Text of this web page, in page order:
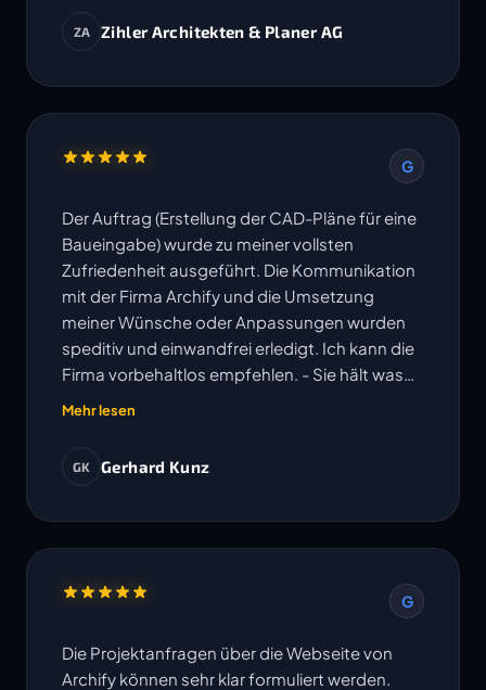
ZA Zihler Architekten & Planer AG
G
Der Auftrag (Erstellung der CAD-Pläne für eine
Baueingabe) wurde zu meiner vollsten
Zufriedenheit ausgeführt. Die Kommunikation
mit der Firma Archify und die Umsetzung
meiner Wünsche oder Anpassungen wurden
speditiv und einwandfrei erledigt. Ich kann die
Firma vorbehaltlos empfehlen. - Sie hält was
ihre Website verspricht!
Mehr lesen
GK Gerhard Kunz
G
Die Projektanfragen über die Webseite von
Archify können sehr klar formuliert werden.